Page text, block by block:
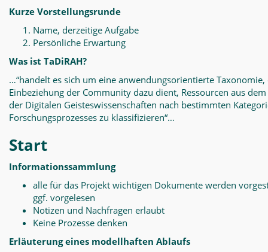
Kurze Vorstellungsrunde
Name, derzeitige Aufgabe
Persönliche Erwartung
Was ist TaDiRAH?
…“handelt es sich um eine anwendungsorientierte
Einbeziehung der Community dazu dient, Ressourcen aus
der Digitalen Geisteswissenschaften nach bestimmten
Forschungsprozesses zu klassifizieren“…
Start
Informationssammlung
alle für das Projekt wichtigen Dokumente werden
ggf. vorgelesen
Notizen und Nachfragen erlaubt
Keine Prozesse denken
Erläuterung eines modellhaften Ablaufs